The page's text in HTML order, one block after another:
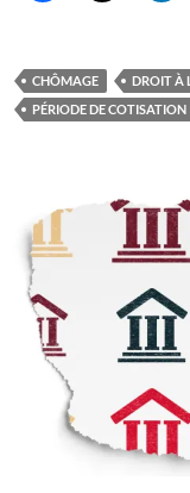
CHÔMAGE DROIT À
PÉRIODE DE COTISATION